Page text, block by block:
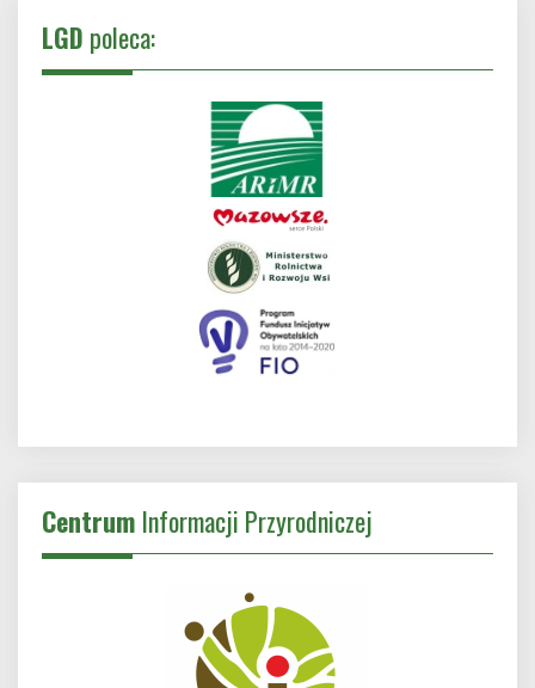
LGD poleca:
Centrum Informacji Przyrodniczej